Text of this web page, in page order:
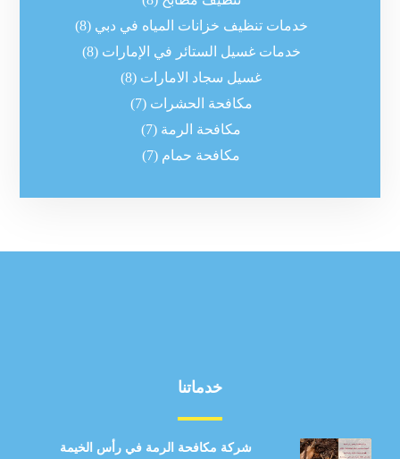
خدمات تنظيف خزانات المياه في دبي (8)
خدمات غسيل الستائر في الإمارات (8)
غسيل سجاد الامارات (8)
مكافحة الحشرات (7)
مكافحة الرمة (7)
مكافحة حمام (7)
خدماتنا
شركة مكافحة الرمة في رأس الخيمة